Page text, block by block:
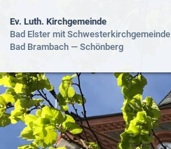
Ev. Luth. Kirchgemeinde
Bad Elster mit Schwesterkirchgemeinde
Bad Brambach — Schönberg